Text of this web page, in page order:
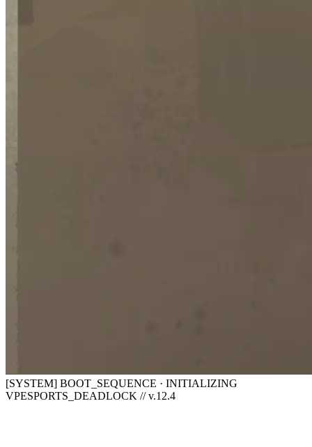
[SYSTEM] BOOT_SEQUENCE · INITIALIZING
VPESPORTS_DEADLOCK // v.12.4